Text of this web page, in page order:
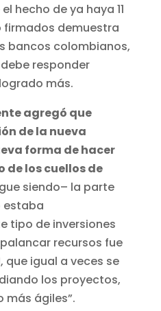
hecho de ya haya 11
demuestra
bancos colombianos,
responder
más.
agregó que
de la nueva
forma de hacer
los cuellos de
siendo– la parte
estaba
tipo de inversiones
recursos fue
que igual a veces se
los proyectos,
más ágiles”.